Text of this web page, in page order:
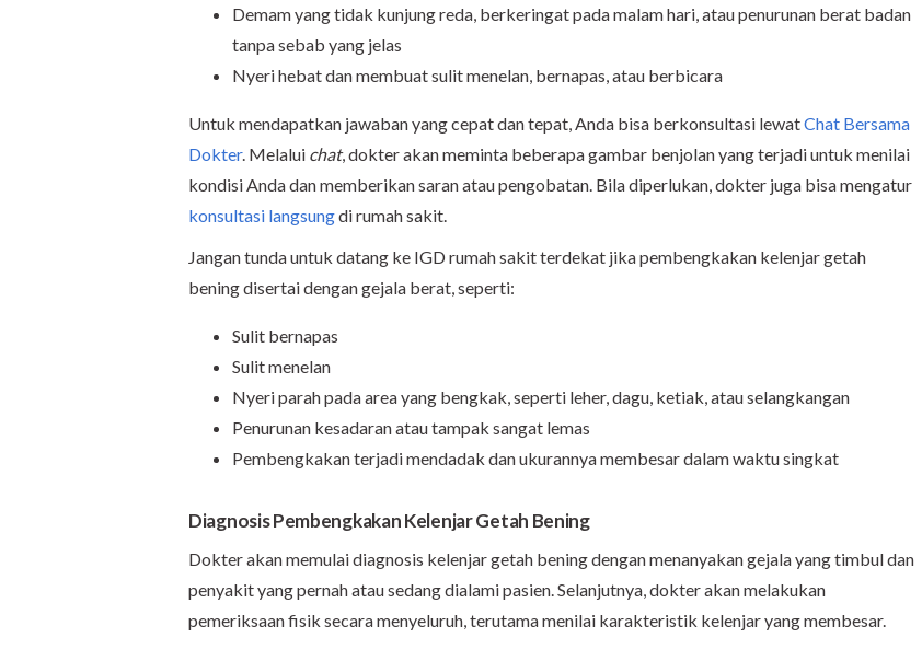
Demam yang tidak kunjung reda, berkeringat pada malam hari, atau penurunan berat badan
tanpa sebab yang jelas
Nyeri hebat dan membuat sulit menelan, bernapas, atau berbicara
Untuk mendapatkan jawaban yang cepat dan tepat, Anda bisa berkonsultasi lewatChat Bersama
Dokter. Melalui chat, dokter akan meminta beberapa gambar benjolan yang terjadi untuk menilai
kondisi Anda dan memberikan saran atau pengobatan. Bila diperlukan, dokter juga bisa mengatur
konsultasi langsungdi rumah sakit.
Jangan tunda untuk datang ke IGD rumah sakit terdekat jika pembengkakan kelenjar getah
bening disertai dengan gejala berat, seperti:
Sulit bernapas
Sulit menelan
Nyeri parah pada area yang bengkak, seperti leher, dagu, ketiak, atau selangkangan
Penurunan kesadaran atau tampak sangat lemas
Pembengkakan terjadi mendadak dan ukurannya membesar dalam waktu singkat
Diagnosis Pembengkakan Kelenjar Getah Bening
Dokter akan memulai diagnosis kelenjar getah bening dengan menanyakan gejala yang timbul dan
penyakit yang pernah atau sedang dialami pasien. Selanjutnya, dokter akan melakukan
pemeriksaan fisik secara menyeluruh, terutama menilai karakteristik kelenjar yang membesar.